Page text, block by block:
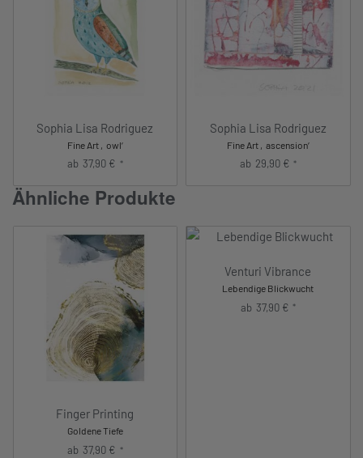
Sophia Lisa Rodriguez
Fine Art ‚owl‘
ab 37,90 € *
Sophia Lisa Rodriguez
Fine Art ‚ascension‘
ab 29,90 € *
Ähnliche Produkte
Finger Printing
Goldene Tiefe
ab 37,90 € *
Venturi Vibrance
Lebendige Blickwucht
ab 37,90 € *